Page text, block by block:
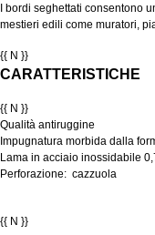
I bordi seghettati consentono
mestieri edili come muratori,
{{ N }}
CARATTERISTICHE
{{ N }}
Qualità antiruggine
Impugnatura morbida dalla
Lama in acciaio inossidabile
Perforazione: cazzuola
{{ N }}